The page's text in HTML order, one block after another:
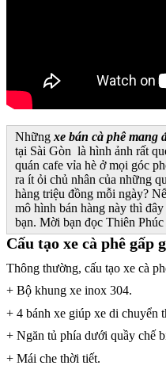
Những xe bán cà phê mang
tại Sài Gòn là hình ảnh rất
quán cafe vỉa hè ở mọi góc
ra ít ỏi chủ nhân của những
hàng triệu đồng mỗi ngày?
mô hình bán hàng này thì
bạn. Mời bạn đọc Thiên
Cấu tạo xe cà phê gấp
Thông thường, cấu tạo xe cà
+ Bộ khung xe inox 304.
+ 4 bánh xe giúp xe di chuyển
+ Ngăn tủ phía dưới quầy chế
+ Mái che thời tiết.